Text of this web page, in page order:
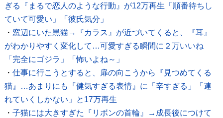
ぎる『まるで恋人のような行動』が12万再生「順番待ちし
ていて可愛い」「彼氏気分」
・ 窓辺にいた黒猫→『カラス』が近づいてくると、『耳』
がわかりやすく変化して…可愛すぎる瞬間に２万いいね
「完全にゴジラ」「怖いよね～」
・ 仕事に行こうとすると、扉の向こうから『見つめてくる
猫』…あまりにも『健気すぎる表情』に「辛すぎる」「連
れていくしかない」と17万再生
・ 子猫には大きすぎた『リボンの首輪』→成長後につけて